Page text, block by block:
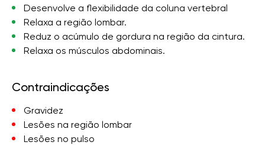
Desenvolve a flexibilidade da coluna vertebral
Relaxa a região lombar.
Reduz o acúmulo de gordura na região da cintura.
Relaxa os músculos abdominais.
Contraindicações
Gravidez
Lesões na região lombar
Lesões no pulso